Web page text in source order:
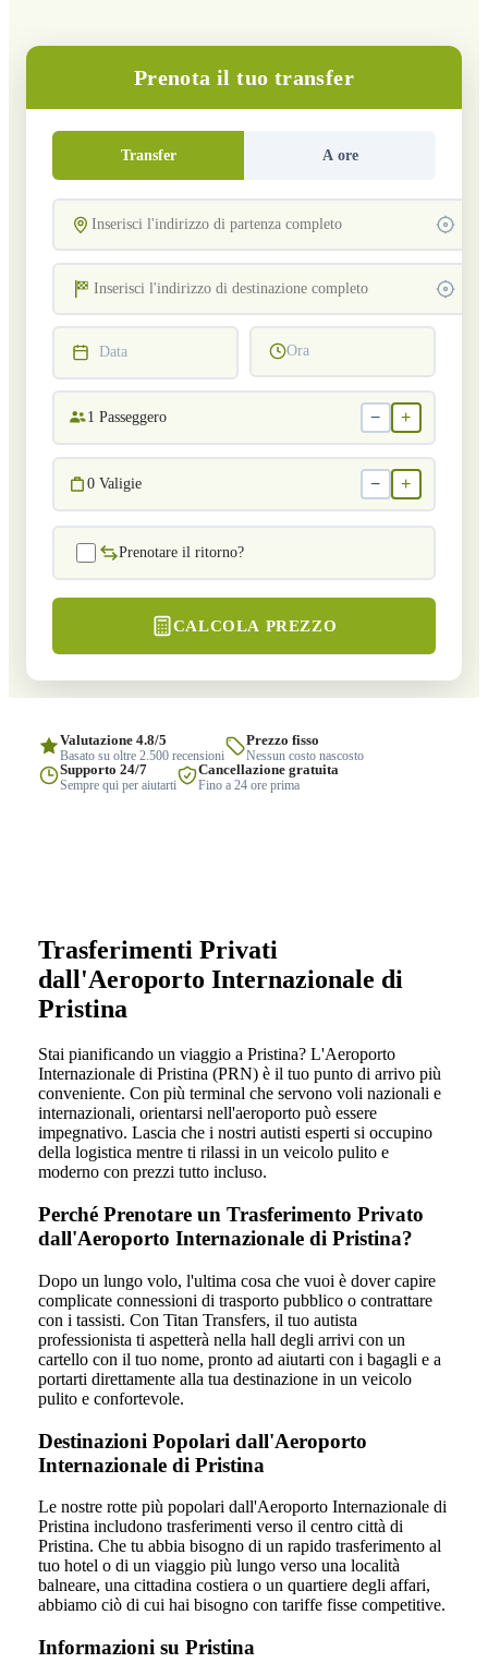
Prenota il tuo transfer
Transfer A ore
Data Ora
1 Passeggero − +
0 Valigie − +
Prenotare il ritorno?
CALCOLA PREZZO
Valutazione 4.8/5
Basato su oltre 2.500 recensioni
Prezzo fisso
Nessun costo nascosto
Supporto 24/7
Sempre qui per aiutarti
Cancellazione gratuita
Fino a 24 ore prima
Trasferimenti Privati
dall'Aeroporto Internazionale di
Pristina
Stai pianificando un viaggio a Pristina? L'Aeroporto
Internazionale di Pristina (PRN) è il tuo punto di arrivo più
conveniente. Con più terminal che servono voli nazionali e
internazionali, orientarsi nell'aeroporto può essere
impegnativo. Lascia che i nostri autisti esperti si occupino
della logistica mentre ti rilassi in un veicolo pulito e
moderno con prezzi tutto incluso.
Perché Prenotare un Trasferimento Privato
dall'Aeroporto Internazionale di Pristina?
Dopo un lungo volo, l'ultima cosa che vuoi è dover capire
complicate connessioni di trasporto pubblico o contrattare
con i tassisti. Con Titan Transfers, il tuo autista
professionista ti aspetterà nella hall degli arrivi con un
cartello con il tuo nome, pronto ad aiutarti con i bagagli e a
portarti direttamente alla tua destinazione in un veicolo
pulito e confortevole.
Destinazioni Popolari dall'Aeroporto
Internazionale di Pristina
Le nostre rotte più popolari dall'Aeroporto Internazionale di
Pristina includono trasferimenti verso il centro città di
Pristina. Che tu abbia bisogno di un rapido trasferimento al
tuo hotel o di un viaggio più lungo verso una località
balneare, una cittadina costiera o un quartiere degli affari,
abbiamo ciò di cui hai bisogno con tariffe fisse competitive.
Informazioni su Pristina